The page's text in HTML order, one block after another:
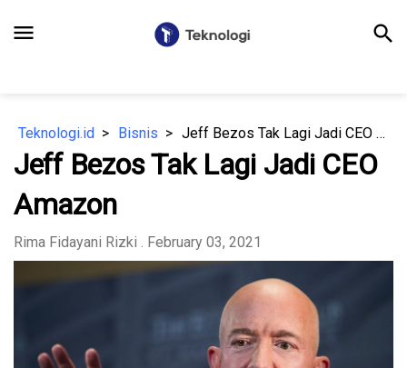
menu search
Teknologi.id Bisnis Jeff Bezos Tak Lagi Jadi CEO Amazon
Jeff Bezos Tak Lagi Jadi CEO
Amazon
Rima Fidayani Rizki . February 03, 2021